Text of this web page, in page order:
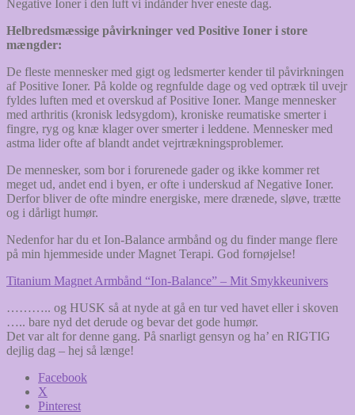
Negative Ioner i den luft vi indånder hver eneste dag.
Helbredsmæssige påvirkninger ved Positive Ioner i store
mængder:
De fleste mennesker med gigt og ledsmerter kender til påvirkningen
af Positive Ioner. På kolde og regnfulde dage og ved optræk til uvejr
fyldes luften med et overskud af Positive Ioner. Mange mennesker
med arthritis (kronisk ledsygdom), kroniske reumatiske smerter i
fingre, ryg og knæ klager over smerter i leddene. Mennesker med
astma lider ofte af blandt andet vejrtrækningsproblemer.
De mennesker, som bor i forurenede gader og ikke kommer ret
meget ud, andet end i byen, er ofte i underskud af Negative Ioner.
Derfor bliver de ofte mindre energiske, mere drænede, sløve, trætte
og i dårligt humør.
Nedenfor har du et Ion-Balance armbånd og du finder mange flere
på min hjemmeside under Magnet Terapi. God fornøjelse!
Titanium Magnet Armbånd “Ion-Balance” – Mit Smykkeunivers
……….. og HUSK så at nyde at gå en tur ved havet eller i skoven
….. bare nyd det derude og bevar det gode humør.
Det var alt for denne gang. På snarligt gensyn og ha’ en RIGTIG
dejlig dag – hej så længe!
Facebook
X
Pinterest